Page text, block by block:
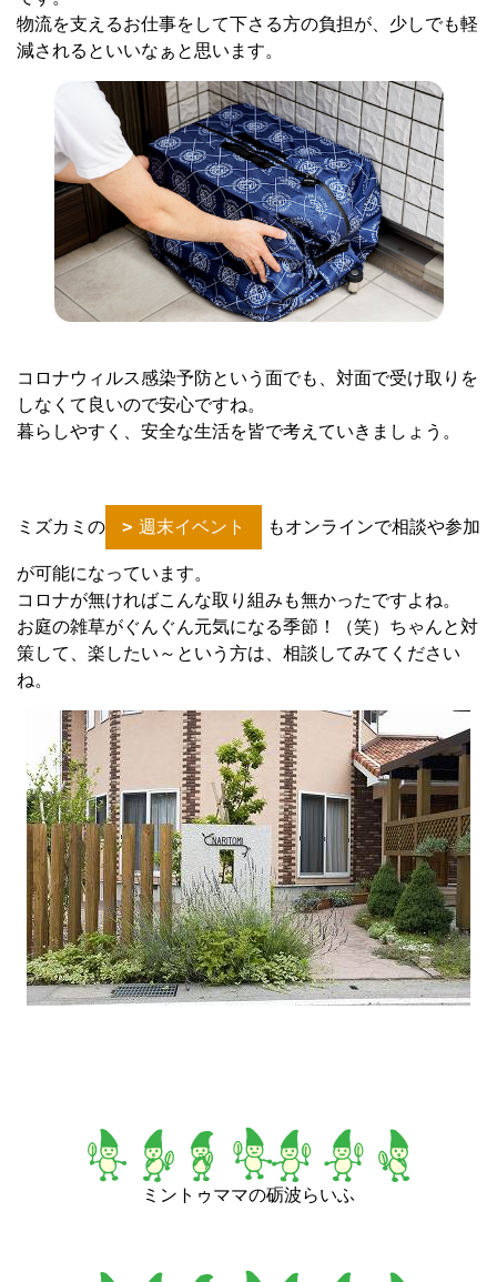
物流を支えるお仕事をして下さる方の負担が、少しでも軽
減されるといいなぁと思います。
コロナウィルス感染予防という面でも、対面で受け取りを
しなくて良いので安心ですね。
暮らしやすく、安全な生活を皆で考えていきましょう。
ミズカミの 週末イベント もオンラインで相談や参加
が可能になっています。
コロナが無ければこんな取り組みも無かったですよね。
お庭の雑草がぐんぐん元気になる季節！（笑）ちゃんと対
策して、楽したい～という方は、相談してみてください
ね。
ミントゥママの砺波らいふ